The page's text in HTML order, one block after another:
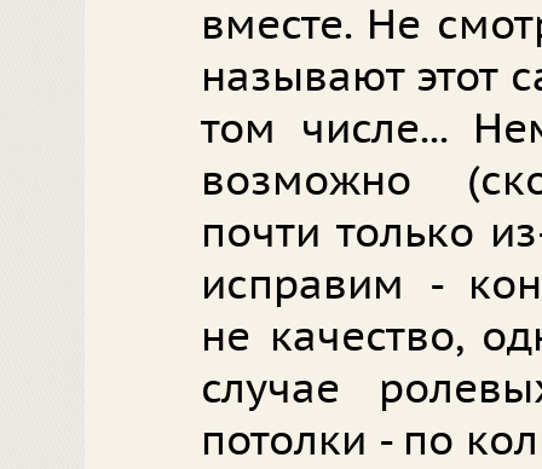
вместе. Не
называют этот
том числе...
возможно
почти только
исправим -
не качество,
случае
потолки - по